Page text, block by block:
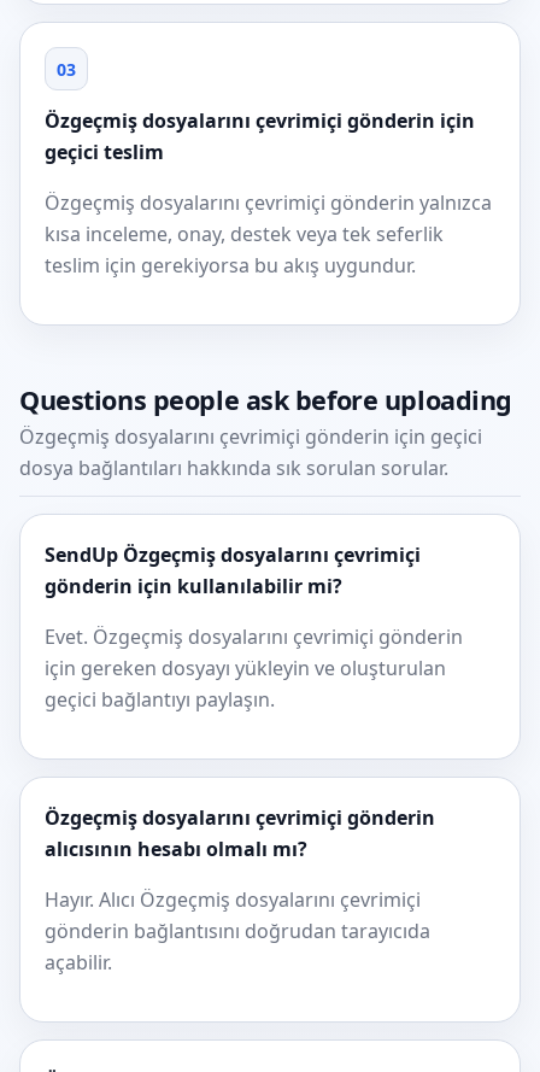
03
Özgeçmiş dosyalarını çevrimiçi gönderin için
geçici teslim
Özgeçmiş dosyalarını çevrimiçi gönderin yalnızca
kısa inceleme, onay, destek veya tek seferlik
teslim için gerekiyorsa bu akış uygundur.
Questions people ask before uploading
Özgeçmiş dosyalarını çevrimiçi gönderin için geçici
dosya bağlantıları hakkında sık sorulan sorular.
SendUp Özgeçmiş dosyalarını çevrimiçi
gönderin için kullanılabilir mi?
Evet. Özgeçmiş dosyalarını çevrimiçi gönderin
için gereken dosyayı yükleyin ve oluşturulan
geçici bağlantıyı paylaşın.
Özgeçmiş dosyalarını çevrimiçi gönderin
alıcısının hesabı olmalı mı?
Hayır. Alıcı Özgeçmiş dosyalarını çevrimiçi
gönderin bağlantısını doğrudan tarayıcıda
açabilir.